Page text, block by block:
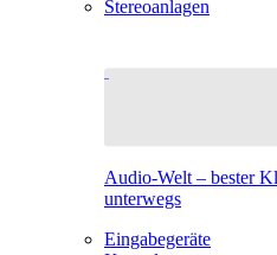
Stereoanlagen
Audio-Welt – bester
unterwegs
Eingabegeräte